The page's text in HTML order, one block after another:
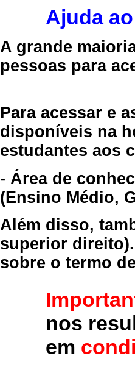
Ajuda
A grande
pessoas para
Para acessar e
disponíveis na
estudantes aos
- Área de
(Ensino Médio,
Além disso,
superior
sobre o termo
nos
em